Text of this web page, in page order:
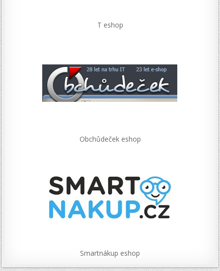
T eshop
Obchůdeček eshop
Smartnákup eshop